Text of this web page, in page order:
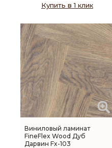
Купить в 1 клик
Виниловый ламинат
FineFlex Wood Дуб
Дарвин Fx-103